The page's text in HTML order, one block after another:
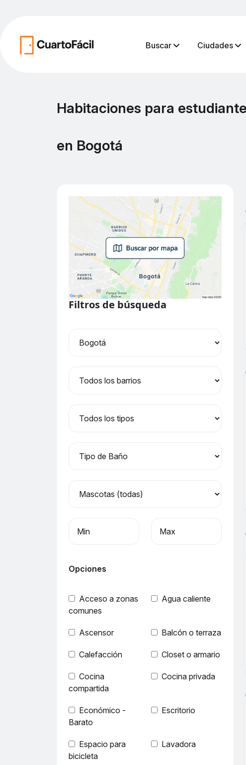
Buscar Ciudades
Habitaciones para
en Bogotá
Filtros de búsqueda
Opciones
Acceso a zonas
comunes
Agua caliente
Ascensor Balcón o terraza
Calefacción Closet o armario
Cocina
compartida
Cocina privada
Económico -
Barato
Escritorio
Espacio para
bicicleta
Lavadora